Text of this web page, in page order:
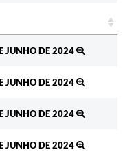
JUNHO DE 2024
JUNHO DE 2024
JUNHO DE 2024
JUNHO DE 2024